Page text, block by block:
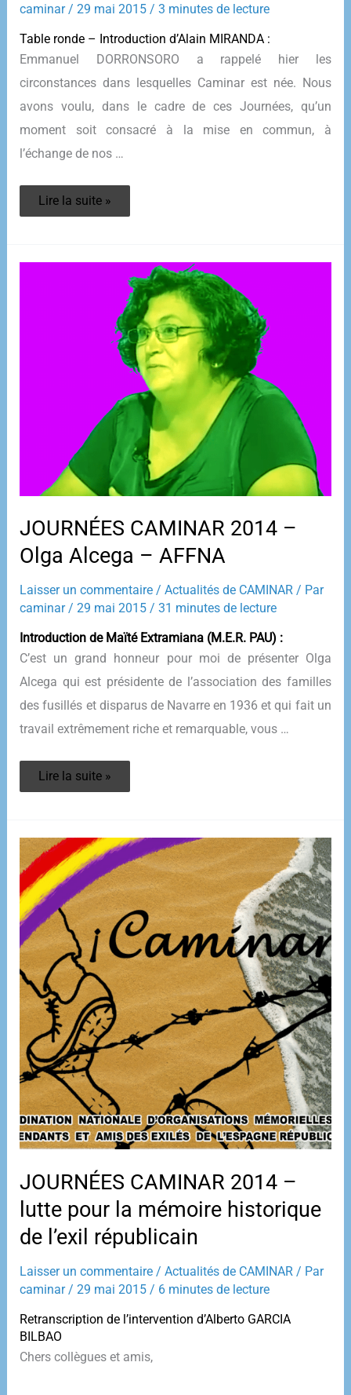
caminar /29 mai 2015 /3 minutes de lecture
Table ronde – Introduction d’Alain MIRANDA :
Emmanuel DORRONSORO a rappelé hier les
circonstances dans lesquelles Caminar est née. Nous
avons voulu, dans le cadre de ces Journées, qu’un
moment soit consacré à la mise en commun, à
l’échange de nos …
JOURNÉES
POUR
AUJOURD’HUI
Lire la suite »
JOURNÉES CAMINAR 2014 –
Olga Alcega – AFFNA
Laisser un commentaire /Actualités de CAMINAR / Par
caminar/29 mai 2015/31 minutes de lecture
Introduction de Maïté Extramiana (M.E.R. PAU) :
C’est un grand honneur pour moi de présenter Olga
Alcega qui est présidente de l’association des familles
des fusillés et disparus de Navarre en 1936 et qui fait un
travail extrêmement riche et remarquable, vous …
JOURNÉES
Alcega
–
AFFNA
Lire la suite »
JOURNÉES CAMINAR 2014 –
lutte pour la mémoire historique
de l’exil républicain
Laisser un commentaire /Actualités de CAMINAR / Par
caminar /29 mai 2015 / 6 minutes de lecture
Retranscription de l’intervention d’Alberto GARCIA
BILBAO
Chers collègues et amis,